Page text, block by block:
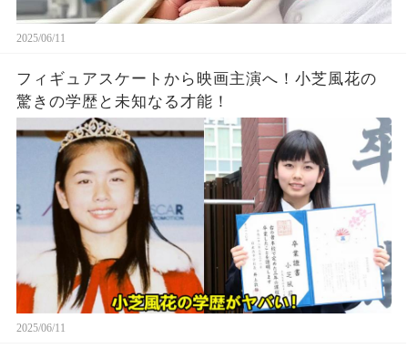
2025/06/11
フィギュアスケートから映画主演へ！小芝風花の
驚きの学歴と未知なる才能！
2025/06/11